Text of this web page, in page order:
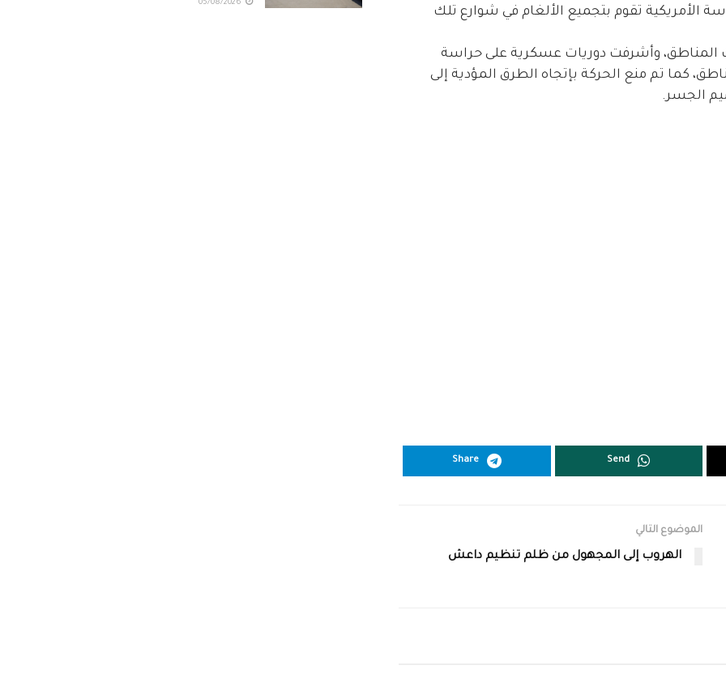
“أنّ قوات من الهندسة الأمريكية تقوم بتجميع الألغام في شوارع تلك
المناطق، وأشرفت دوريات عسكرية على حراسة
كما تم منع الحركة بإتجاه الطرق المؤدية إلى
الجسر.
Send
Share
الموضوع التالي
الهروب إلى المجهول من ظلم تنظيم داعش